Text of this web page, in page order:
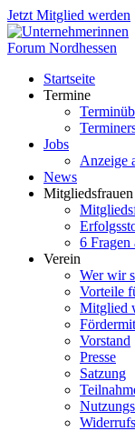
Jetzt Mitglied werden
Startseite
Termine
Jobs
Anzeige
News
Mitgliedsfrauen
6
Verein
Wer wir
Vorteile
Mitglied
Vorstand
Presse
Satzung